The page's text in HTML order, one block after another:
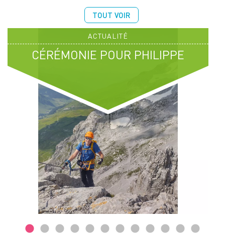
TOUT VOIR
CÉRÉMONIE POUR PHILIPPE
ACTUALITÉ